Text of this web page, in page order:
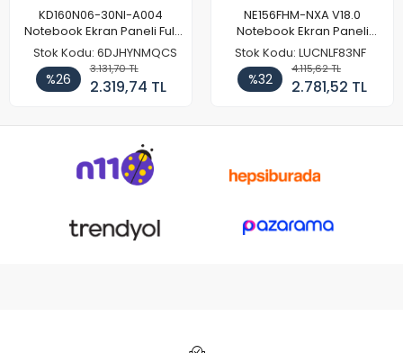
KD160N06-30NI-A004
Notebook Ekran Paneli Full
HD
Stok Kodu: 6DJHYNMQCS
%26
3.131,70 TL
2.319,74 TL
NE156FHM-NXA V18.0
Notebook Ekran Paneli
144Hz
Stok Kodu: LUCNLF83NF
%32
4.115,62 TL
2.781,52 TL